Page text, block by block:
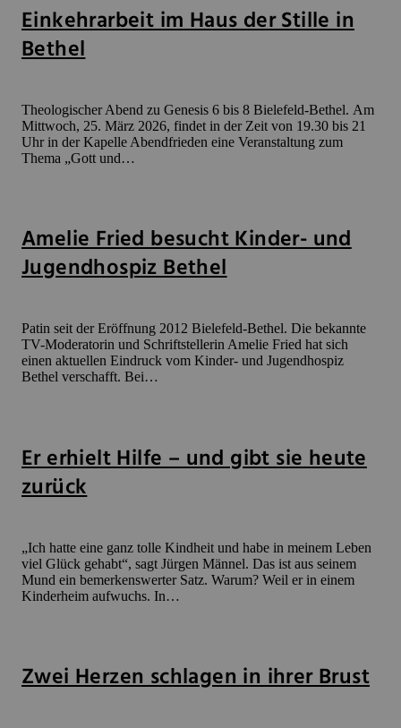
Einkehrarbeit im Haus der Stille in
Bethel
Theologischer Abend zu Genesis 6 bis 8 Bielefeld-Bethel. Am
Mittwoch, 25. März 2026, findet in der Zeit von 19.30 bis 21
Uhr in der Kapelle Abendfrieden eine Veranstaltung zum
Thema „Gott und…
Amelie Fried besucht Kinder- und
Jugendhospiz Bethel
Patin seit der Eröffnung 2012 Bielefeld-Bethel. Die bekannte
TV-Moderatorin und Schriftstellerin Amelie Fried hat sich
einen aktuellen Eindruck vom Kinder- und Jugendhospiz
Bethel verschafft. Bei…
Er erhielt Hilfe – und gibt sie heute
zurück
„Ich hatte eine ganz tolle Kindheit und habe in meinem Leben
viel Glück gehabt“, sagt Jürgen Männel. Das ist aus seinem
Mund ein bemerkenswerter Satz. Warum? Weil er in einem
Kinderheim aufwuchs. In…
Zwei Herzen schlagen in ihrer Brust